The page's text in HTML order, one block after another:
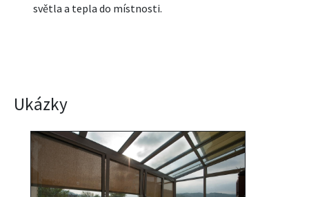
světla a tepla do místnosti.
Ukázky